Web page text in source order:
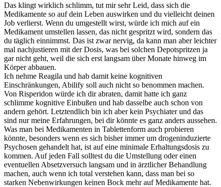
Das klingt wirklich schlimm, tut mir sehr Leid, dass sich die
Medikamente so auf dein Leben auswirken und du vielleicht deinen
Job verlierst. Wenn du umgestellt wirst, würde ich mich auf ein
Medikament umstellen lassen, das nicht gespritzt wird, sondern das
du täglich einnimmst. Das ist zwar nervig, da kann man aber leichter
mal nachjustieren mit der Dosis, was bei solchen Depotspritzen ja
gar nicht geht, weil die sich erst langsam über Monate hinweg im
Körper abbauen.
Ich nehme Reagila und hab damit keine kognitiven
Einschränkungen, Abilify soll auch nicht so benommen machen.
Von Risperidon würde ich dir abraten, damit hatte ich ganz
schlimme kognitive Einbußen und hab dasselbe auch schon von
andern gehört. Letztendlich bin ich aber kein Psychiater und das
sind nur meine Erfahrungen, bei dir könnte es ganz anders aussehen.
Was man bei Medikamenten in Tablettenform auch probieren
könnte, besonders wenn es sich bisher immer um drogeninduzierte
Psychosen gehandelt hat, ist auf eine minimale Erhaltungsdosis zu
kommen. Auf jeden Fall solltest du die Umstellung oder einen
eventuellen Absetzversuch langsam und in ärztlicher Behandlung
machen, auch wenn ich total verstehen kann, dass man bei so
starken Nebenwirkungen keinen Bock mehr auf Medikamente hat.